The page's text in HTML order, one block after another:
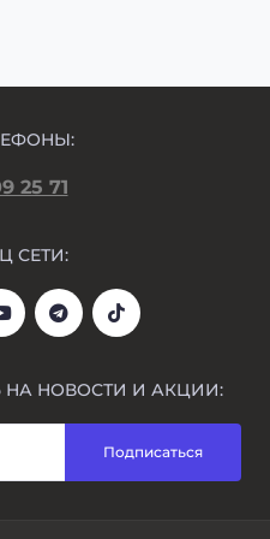
25 71
СЕТИ:
НОВОСТИ И АКЦИИ:
Подписаться